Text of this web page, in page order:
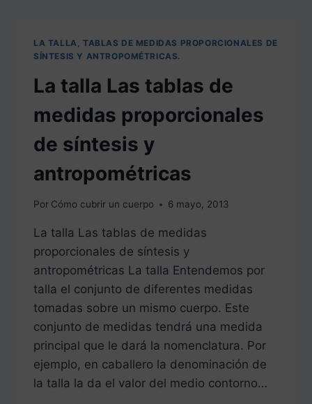
LA TALLA, TABLAS DE MEDIDAS PROPORCIONALES DE
SÍNTESIS Y ANTROPOMÉTRICAS.
La talla Las tablas de
medidas proporcionales
de síntesis y
antropométricas
Por Cómo cubrir un cuerpo 6 mayo, 2013
La talla Las tablas de medidas
proporcionales de síntesis y
antropométricas La talla Entendemos por
talla el conjunto de diferentes medidas
tomadas sobre un mismo cuerpo. Este
conjunto de medidas tendrá una medida
principal que le dará la nomenclatura. Por
ejemplo, en caballero la denominación de
la talla la da el valor del medio contorno…